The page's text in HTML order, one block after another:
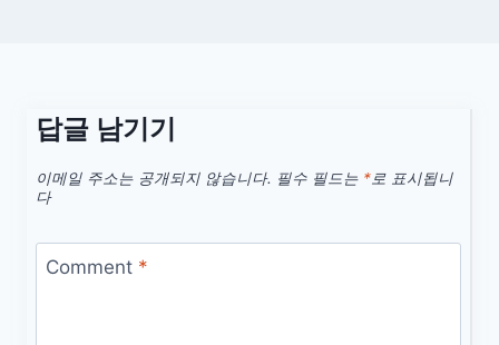
답글 남기기
이메일 주소는 공개되지 않습니다. 필수 필드는 *로 표시됩니
다
Comment *